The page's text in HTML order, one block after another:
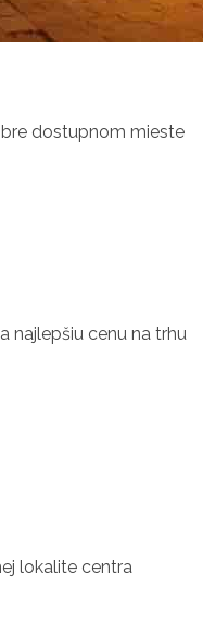
dostupnom mieste
najlepšiu cenu na trhu
lokalite centra